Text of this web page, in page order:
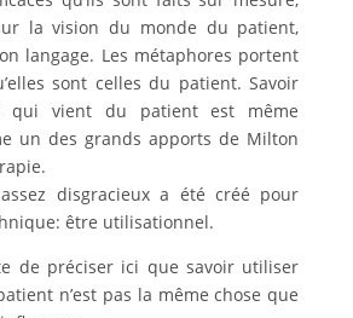
la vision du monde du patient,
langage. Les métaphores portent
sont celles du patient. Savoir
qui vient du patient est même
un des grands apports de Milton
disgracieux a été créé pour
être utilisationnel.
de préciser ici que savoir utiliser
n’est pas la même chose que